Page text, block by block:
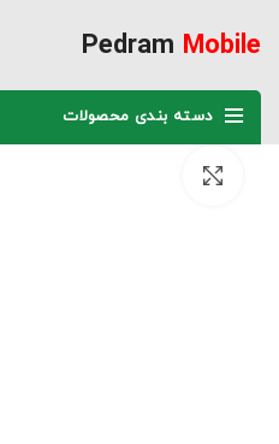
Pedram Mobile
دسته بندی محصولات